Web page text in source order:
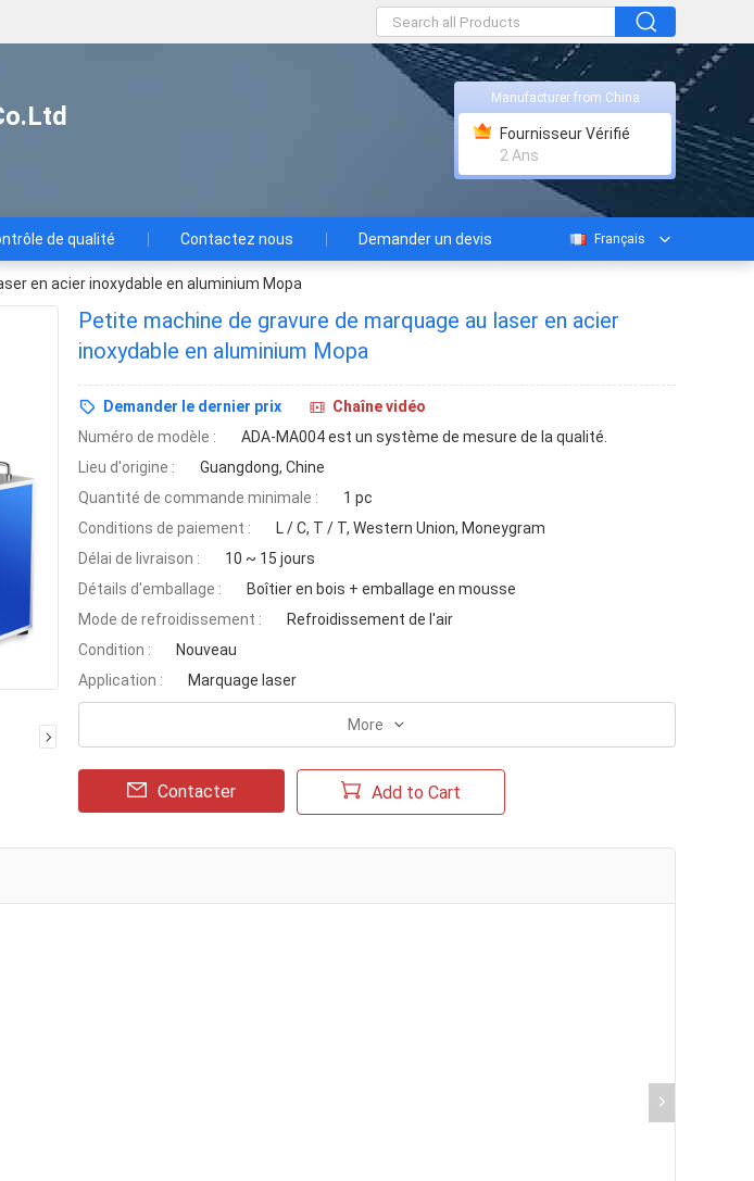
Manufacturer from China
Fournisseur Vérifié
2 Ans
de qualité Contactez nous Demander un devis Français
en acier inoxydable en aluminium Mopa
Petite machine de gravure de marquage au laser en acier
inoxydable en aluminium Mopa
Demander le dernier prix
Chaîne vidéo
Numéro de modèle :
ADA-MA004 est un système de mesure de la qualité.
Lieu d'origine :
Guangdong, Chine
Quantité de commande minimale :
1 pc
Conditions de paiement :
L / C, T / T, Western Union, Moneygram
Délai de livraison :
10 ~ 15 jours
Détails d'emballage :
Boîtier en bois + emballage en mousse
Mode de refroidissement :
Refroidissement de l'air
Condition :
Nouveau
Application :
Marquage laser
More
Contacter Add to Cart